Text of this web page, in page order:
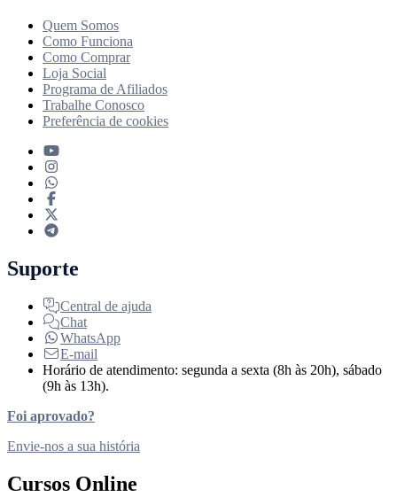
Quem Somos
Como Funciona
Como Comprar
Loja Social
Programa de Afiliados
Trabalhe Conosco
Preferência de cookies
Suporte
Central de ajuda
Chat
WhatsApp
E-mail
Horário de atendimento: segunda a sexta (8h às 20h), sábado
(9h às 13h).
Foi aprovado?
Envie-nos a sua história
Cursos Online